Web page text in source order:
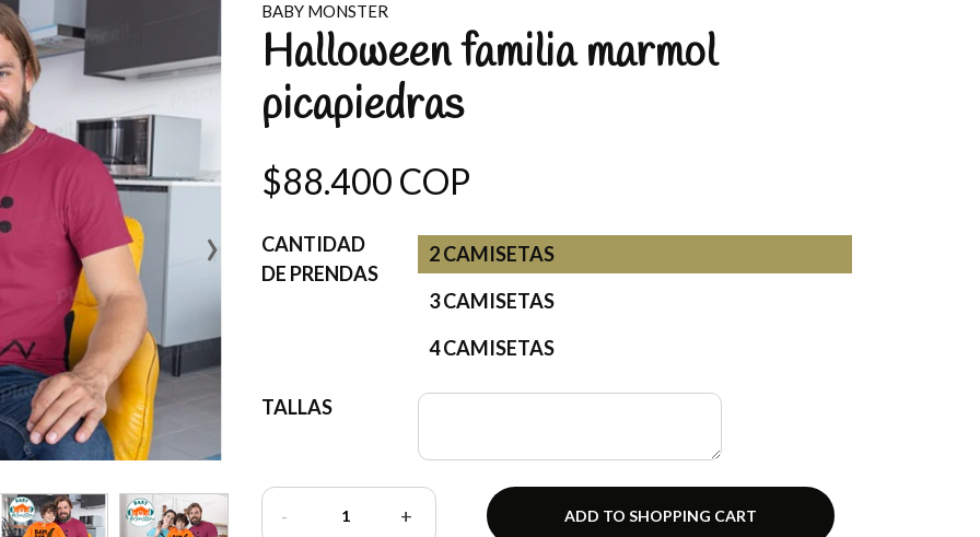
›
BABY MONSTER
Halloween familia marmol
picapiedras
$88.400 COP
CANTIDAD
DE PRENDAS
2 CAMISETAS
3 CAMISETAS
4 CAMISETAS
TALLAS
- +